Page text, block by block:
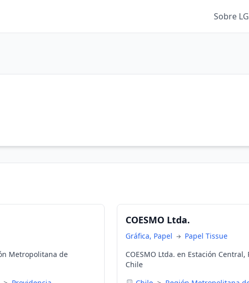
Sobre
Metropolitana de
COESMO Ltda.
Gráfica, Papel
Papel Tissue
COESMO Ltda. en Estación
Chile